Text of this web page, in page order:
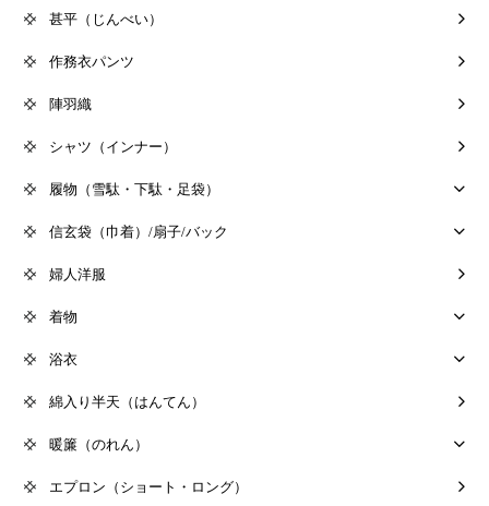
甚平（じんべい）
作務衣パンツ
陣羽織
シャツ（インナー）
履物（雪駄・下駄・足袋）
信玄袋（巾着）/扇子/バック
婦人洋服
着物
浴衣
綿入り半天（はんてん）
暖簾（のれん）
エプロン（ショート・ロング）